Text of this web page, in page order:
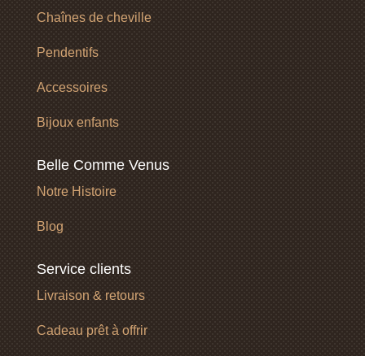
Chaînes de cheville
Pendentifs
Accessoires
Bijoux enfants
Belle Comme Venus
Notre Histoire
Blog
Service clients
Livraison & retours
Cadeau prêt à offrir